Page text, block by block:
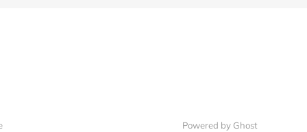
Powered by Ghost